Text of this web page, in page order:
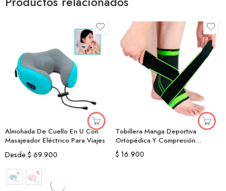
Almohada De Cuello En U Con
Masajeador Eléctrico Para Viajes
Desde:$ 69.900
Tobillera Manga Deportiva
Ortopédica Y Compresión
Ajustable
$ 16.900